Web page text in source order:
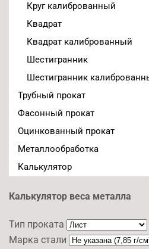
Круг калиброванный
Квадрат
Квадрат калиброванный
Шестигранник
Шестигранник
Трубный прокат
Фасонный прокат
Оцинкованный прокат
Металлообработка
Калькулятор
Калькулятор веса металла
Тип проката
Марка стали